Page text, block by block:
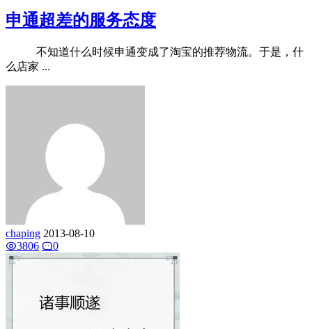
申通超差的服务态度
不知道什么时候申通变成了淘宝的推荐物流。于是，什
么店家 ...
chaping 2013-08-10
3806
0